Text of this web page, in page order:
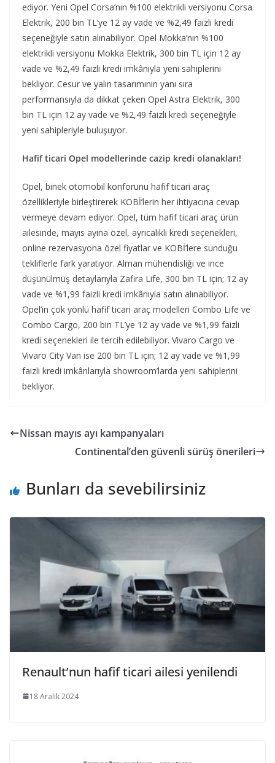
ediyor. Yeni Opel Corsa’nın %100 elektrikli versiyonu Corsa
Elektrik, 200 bin TL’ye 12 ay vade ve %2,49 faizli kredi
seçeneğiyle satın alınabiliyor. Opel Mokka’nın %100
elektrikli versiyonu Mokka Elektrik, 300 bin TL için 12 ay
vade ve %2,49 faizli kredi imkânıyla yeni sahiplerini
bekliyor. Cesur ve yalın tasarımının yanı sıra
performansıyla da dikkat çeken Opel Astra Elektrik, 300
bin TL için 12 ay vade ve %2,49 faizli kredi seçeneğiyle
yeni sahipleriyle buluşuyor.
Hafif ticari Opel modellerinde cazip kredi olanakları!
Opel, binek otomobil konforunu hafif ticari araç
özellikleriyle birleştirerek KOBİ’lerin her ihtiyacına cevap
vermeye devam ediyor. Opel, tüm hafif ticari araç ürün
ailesinde, mayıs ayına özel, ayrıcalıklı kredi seçenekleri,
online rezervasyona özel fiyatlar ve KOBİ’lere sunduğu
tekliflerle fark yaratıyor. Alman mühendisliği ve ince
düşünülmüş detaylarıyla Zafira Life, 300 bin TL için; 12 ay
vade ve %1,99 faizli kredi imkânıyla satın alınabiliyor.
Opel’in çok yönlü hafif ticari araç modelleri Combo Life ve
Combo Cargo, 200 bin TL’ye 12 ay vade ve %1,99 faizli
kredi seçenekleri ile tercih edilebiliyor. Vivaro Cargo ve
Vivaro City Van ise 200 bin TL için; 12 ay vade ve %1,99
faizli kredi imkânlarıyla showroom’larda yeni sahiplerini
bekliyor.
Nissan mayıs ayı kampanyaları
Continental’den güvenli sürüş önerileri
Bunları da sevebilirsiniz
Renault’nun hafif ticari ailesi yenilendi
18 Aralık 2024